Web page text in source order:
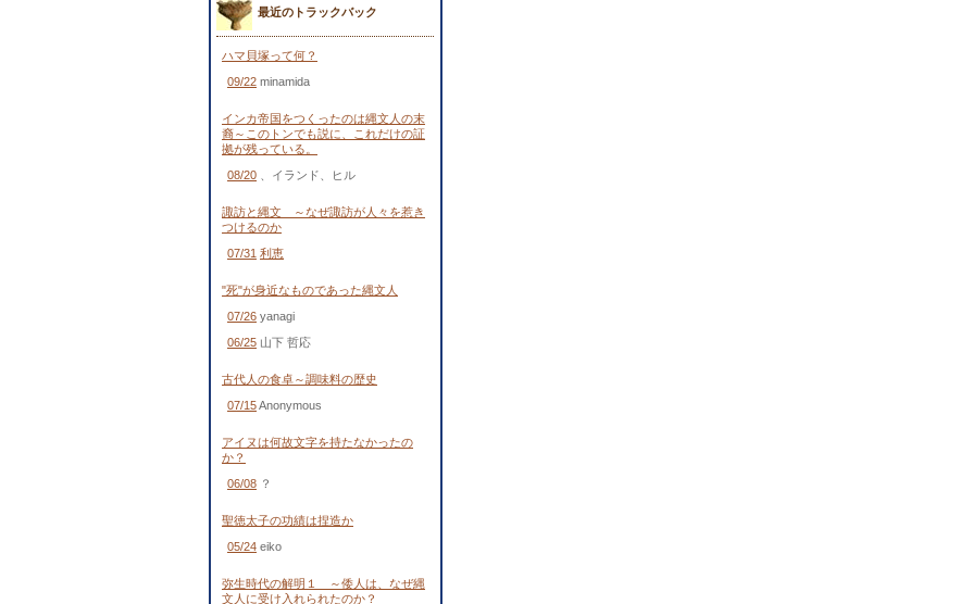
最近のトラックバック
ハマ貝塚って何？
09/22 minamida
インカ帝国をつくったのは縄文人の末
裔～このトンでも説に、これだけの証
拠が残っている。
08/20
、イランド、ヒル
諏訪と縄文 ～なぜ諏訪が人々を惹き
つけるのか
07/31 利恵
"死"が身近なものであった縄文人
07/26 yanagi
06/25 山下 哲応
古代人の食卓～調味料の歴史
07/15Anonymous
アイヌは何故文字を持たなかったの
か？
06/08 ？
聖徳太子の功績は捏造か
05/24 eiko
弥生時代の解明１ ～倭人は、なぜ縄
文人に受け入れられたのか？